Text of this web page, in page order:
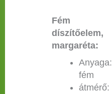
Fém
díszítőelem,
margaréta:
Anyaga:
fém
átmérő: